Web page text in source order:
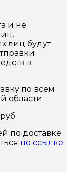
и не
лиц будут
в
по всем
области.
по доставке
по ссылке